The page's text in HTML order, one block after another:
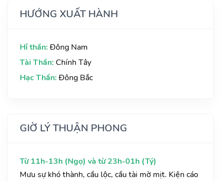
HƯỚNG XUẤT HÀNH
Hỉ thần: Đông Nam
Tài Thần: Chính Tây
Hạc Thần: Đông Bắc
GIỜ LÝ THUẬN PHONG
Từ 11h-13h (Ngọ) và từ 23h-01h (Tý)
Mưu sự khó thành, cầu lộc, cầu tài mờ mịt. Kiện cáo